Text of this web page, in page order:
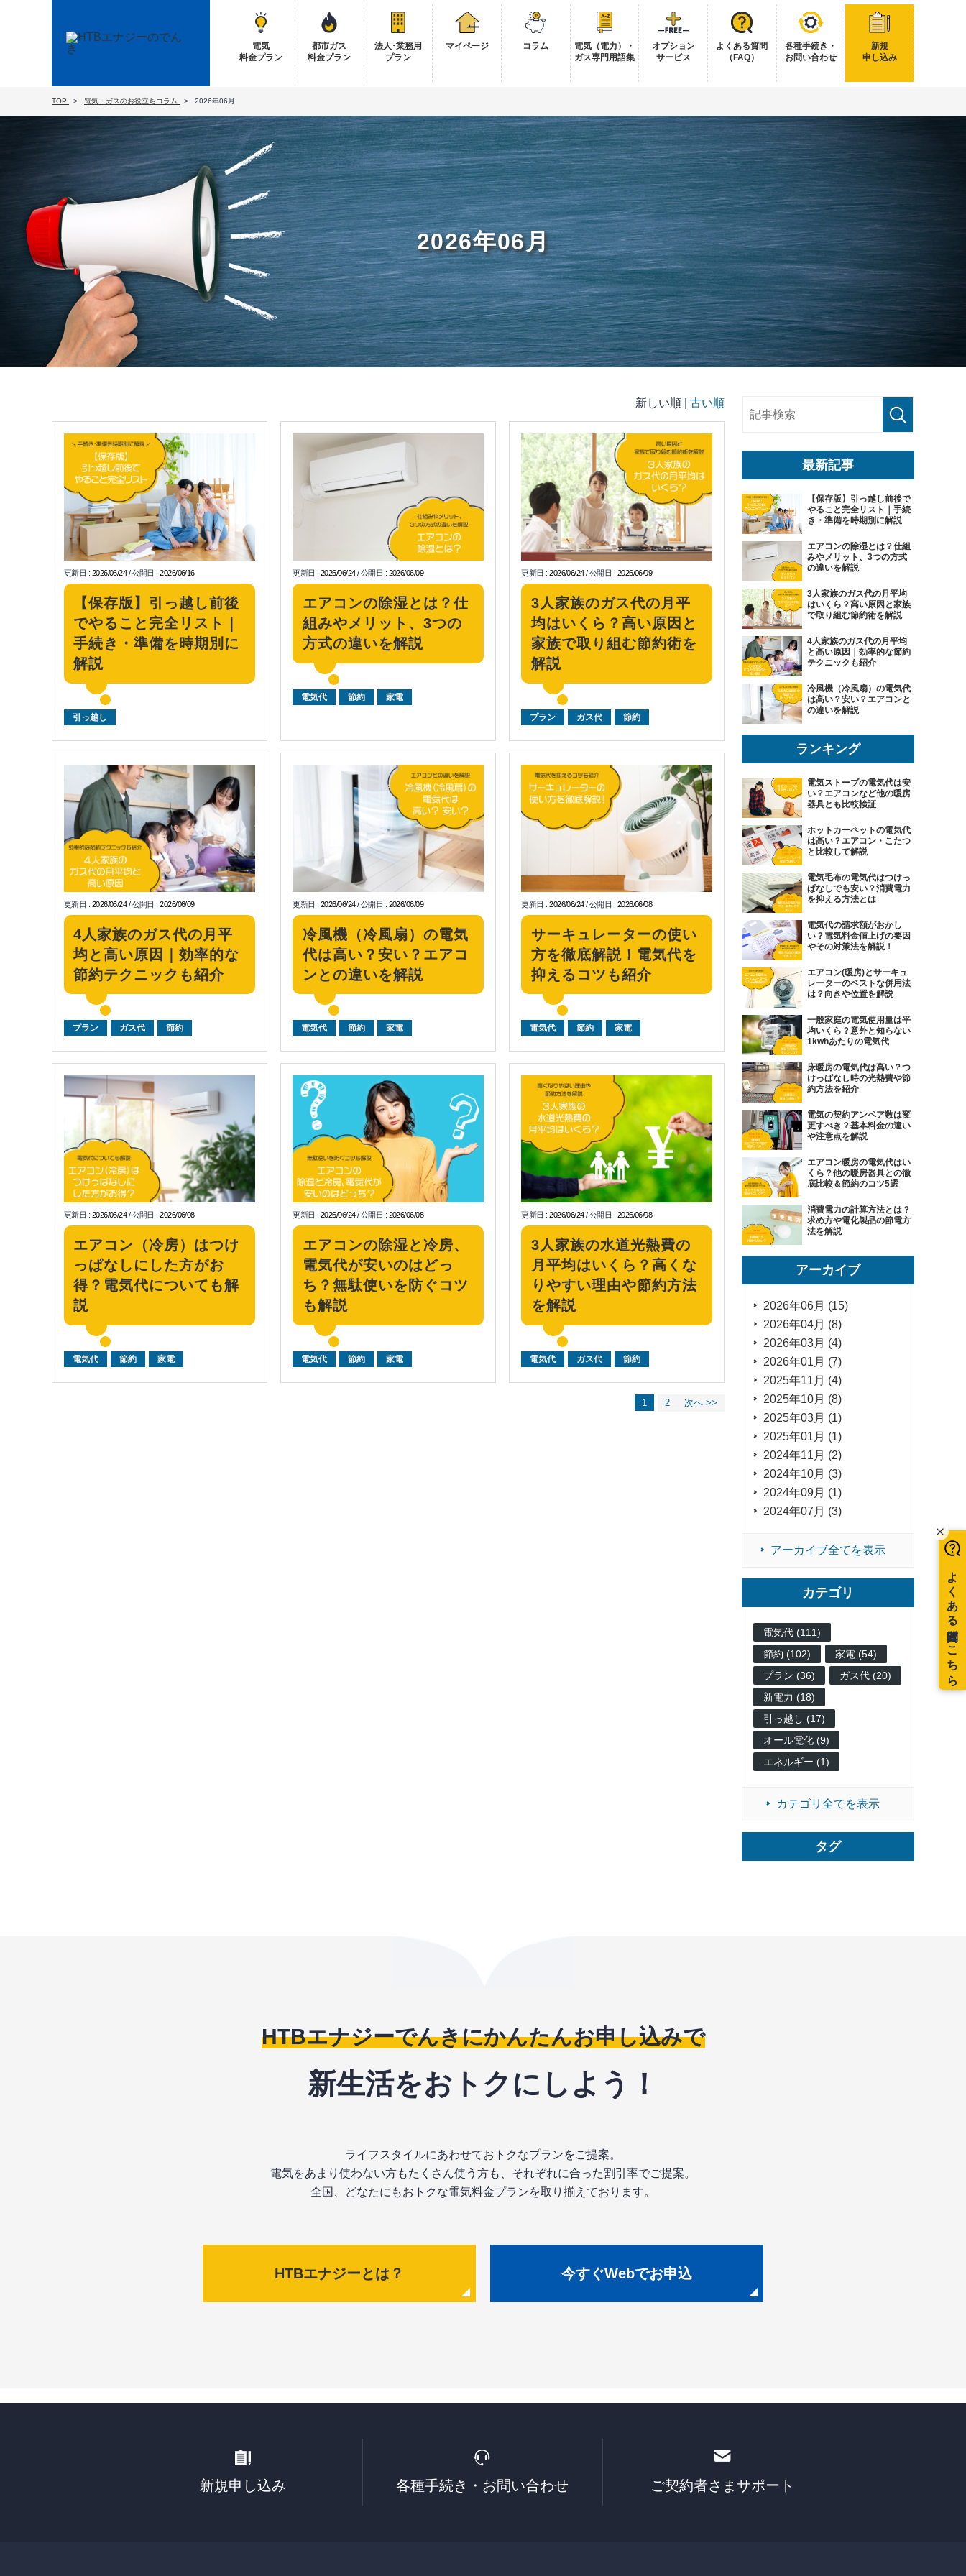
電気
料金プラン
都市ガス
料金プラン
法人･業務用
プラン
マイページ コラム
電気（電力）・
ガス専門用語集
オプション
サービス
よくある質問
（FAQ）
各種手続き・
お問い合わせ
新規
申し込み
TOP 電気・ガスのお役立ちコラム 2026年06月
2026年06月
新しい順 | 古い順
更新日 : 2026/06/24/公開日 :2026/06/16
【保存版】引っ越し前後
でやること完全リスト｜
手続き・準備を時期別に
解説
引っ越し
更新日 : 2026/06/24/公開日 : 2026/06/09
エアコンの除湿とは？仕
組みやメリット、3つの
方式の違いを解説
電気代 節約 家電
更新日 :2026/06/24/公開日 : 2026/06/09
3人家族のガス代の月平
均はいくら？高い原因と
家族で取り組む節約術を
解説
プラン ガス代 節約
更新日 : 2026/06/24/公開日 :2026/06/09
4人家族のガス代の月平
均と高い原因｜効率的な
節約テクニックも紹介
プラン ガス代 節約
更新日 : 2026/06/24/公開日 : 2026/06/09
冷風機（冷風扇）の電気
代は高い？安い？エアコ
ンとの違いを解説
電気代 節約 家電
更新日 :2026/06/24/公開日 : 2026/06/08
サーキュレーターの使い
方を徹底解説！電気代を
抑えるコツも紹介
電気代 節約 家電
更新日 : 2026/06/24/公開日 :2026/06/08
エアコン（冷房）はつけ
っぱなしにした方がお
得？電気代についても解
説
電気代 節約 家電
更新日 : 2026/06/24/公開日 : 2026/06/08
エアコンの除湿と冷房、
電気代が安いのはどっ
ち？無駄使いを防ぐコツ
も解説
電気代 節約 家電
更新日 :2026/06/24/公開日 : 2026/06/08
3人家族の水道光熱費の
月平均はいくら？高くな
りやすい理由や節約方法
を解説
電気代 ガス代 節約
1 2 次へ >>
最新記事
【保存版】引っ越し前後で
やること完全リスト｜手続
き・準備を時期別に解説
エアコンの除湿とは？仕組
みやメリット、3つの方式
の違いを解説
3人家族のガス代の月平均
はいくら？高い原因と家族
で取り組む節約術を解説
4人家族のガス代の月平均
と高い原因｜効率的な節約
テクニックも紹介
冷風機（冷風扇）の電気代
は高い？安い？エアコンと
の違いを解説
ランキング
電気ストーブの電気代は安
い？エアコンなど他の暖房
器具とも比較検証
ホットカーペットの電気代
は高い？エアコン・こたつ
と比較して解説
電気毛布の電気代はつけっ
ぱなしでも安い？消費電力
を抑える方法とは
電気代の請求額がおかし
い？電気料金値上げの要因
やその対策法を解説！
エアコン(暖房)とサーキュ
レーターのベストな併用法
は？向きや位置を解説
一般家庭の電気使用量は平
均いくら？意外と知らない
1kwhあたりの電気代
床暖房の電気代は高い？つ
けっぱなし時の光熱費や節
約方法を紹介
電気の契約アンペア数は変
更すべき？基本料金の違い
や注意点を解説
エアコン暖房の電気代はい
くら？他の暖房器具との徹
底比較＆節約のコツ5選
消費電力の計算方法とは？
求め方や電化製品の節電方
法を解説
アーカイブ
2026年06月 (15)
2026年04月 (8)
2026年03月 (4)
2026年01月 (7)
2025年11月 (4)
2025年10月 (8)
2025年03月 (1)
2025年01月 (1)
2024年11月 (2)
2024年10月 (3)
2024年09月 (1)
2024年07月 (3)
アーカイブ全てを表示
カテゴリ
電気代 (111)
節約 (102)
家電 (54)
プラン (36)
ガス代 (20)
新電力 (18)
引っ越し (17)
オール電化 (9)
エネルギー (1)
カテゴリ全てを表示
タグ
HTBエナジーでんきにかんたんお申し込みで
新生活をおトクにしよう！
ライフスタイルにあわせておトクなプランをご提案。
電気をあまり使わない方もたくさん使う方も、 それぞれに合った割引率でご提案。
全国、どなたにもおトクな電気料金プランを取り揃えております。
HTBエナジーとは？ 今すぐWebでお申込
新規申し込み 各種手続き・ お問い合わせ ご契約者さま サポート